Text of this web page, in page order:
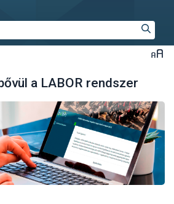
a LABOR rendszer